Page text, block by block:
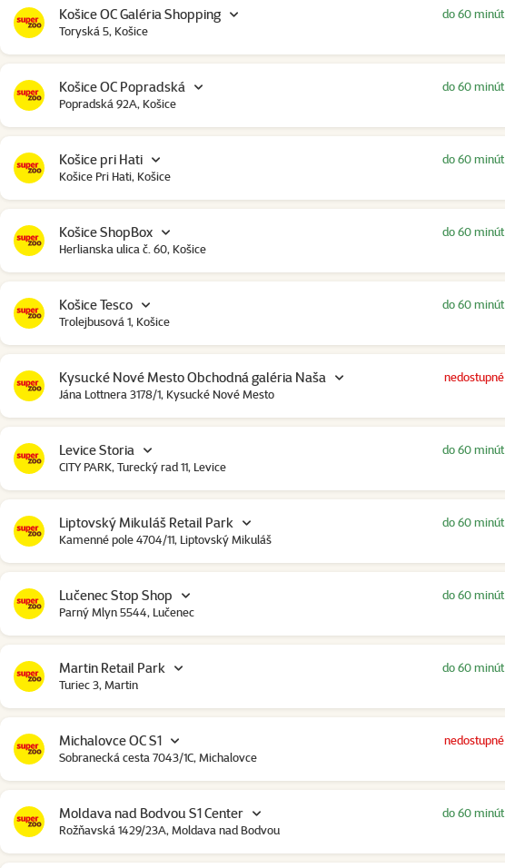
Košice OC Galéria Shopping
Toryská 5, Košice
do 60 minút
Košice OC Popradská
Popradská 92A, Košice
do 60 minút
Košice pri Hati
Košice Pri Hati, Košice
do 60 minút
Košice ShopBox
Herlianska ulica č. 60, Košice
do 60 minút
Košice Tesco
Trolejbusová 1, Košice
do 60 minút
Kysucké Nové Mesto Obchodná galéria Naša
Jána Lottnera 3178/1, Kysucké Nové Mesto
nedostupné
Levice Storia
CITY PARK, Turecký rad 11, Levice
do 60 minút
Liptovský Mikuláš Retail Park
Kamenné pole 4704/11, Liptovský Mikuláš
do 60 minút
Lučenec Stop Shop
Parný Mlyn 5544, Lučenec
do 60 minút
Martin Retail Park
Turiec 3, Martin
do 60 minút
Michalovce OC S1
Sobranecká cesta 7043/1C, Michalovce
nedostupné
Moldava nad Bodvou S1 Center
Rožňavská 1429/23A, Moldava nad Bodvou
do 60 minút